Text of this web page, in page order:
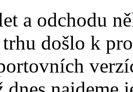
a odchodu
trhu došlo k